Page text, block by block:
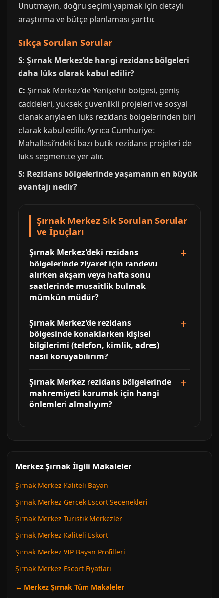
Unutmayın, doğru seçimi yapmak için detaylı
araştırma ve bütçe planlaması şarttır.
Sıkça Sorulan Sorular
S: Şırnak Merkez’de hangi rezidans bölgeleri
daha lüks olarak kabul edilir?
C: Şırnak Merkez’de Yenişehir bölgesi, geniş
caddeleri, yüksek güvenlikli projeleri ve sosyal
olanaklarıyla en lüks rezidans bölgelerinden biri
olarak kabul edilir. Ayrıca Cumhuriyet
Mahallesi’ndeki bazı butik rezidans projeleri de
lüks segmentte yer alır.
S: Rezidans bölgelerinde yaşamanın en büyük
avantajı nedir?
Şırnak Merkez Sık Sorulan Sorular
ve İpuçları
Şırnak Merkez'deki rezidans
bölgelerinde ziyaret için randevu
alırken akşam veya hafta sonu
saatlerinde musaitlik bulmak
mümkün müdür?
Şırnak Merkez'de rezidans
bölgesinde konaklarken kişisel
bilgilerimi (telefon, kimlik, adres)
nasıl koruyabilirim?
Şırnak Merkez rezidans bölgelerinde
mahremiyeti korumak için hangi
önlemleri almalıyım?
Merkez Şırnak İlgili Makaleler
Şırnak Merkez Kaliteli Bayan
Şırnak Merkez Gercek Escort Secenekleri
Şırnak Merkez Turistik Merkezler
Şırnak Merkez Kaliteli Eskort
Şırnak Merkez VIP Bayan Profilleri
Şırnak Merkez Escort Fiyatlari
← Merkez Şırnak Tüm Makaleler